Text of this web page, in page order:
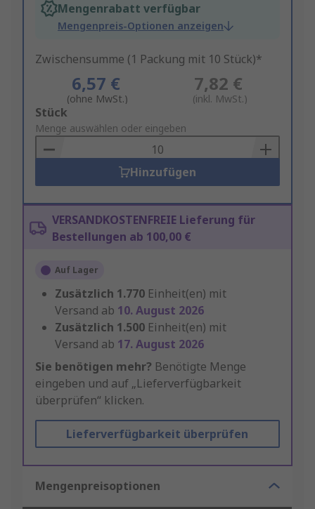
Mengenrabatt verfügbar
Mengenpreis-Optionen anzeigen
Zwischensumme (1 Packung mit 10 Stück)*
6,57 €
(ohne MwSt.)
7,82 €
(inkl. MwSt.)
Add
to
Basket
Stück
Menge auswählen oder eingeben
Hinzufügen
VERSANDKOSTENFREIE Lieferung für
Bestellungen ab 100,00 €
Auf Lager
Zusätzlich 1.770 Einheit(en) mit
Versand ab 10. August 2026
Zusätzlich 1.500 Einheit(en) mit
Versand ab 17. August 2026
Sie benötigen mehr? Benötigte Menge
eingeben und auf „Lieferverfügbarkeit
überprüfen“ klicken.
Lieferverfügbarkeit überprüfen
Mengenpreisoptionen